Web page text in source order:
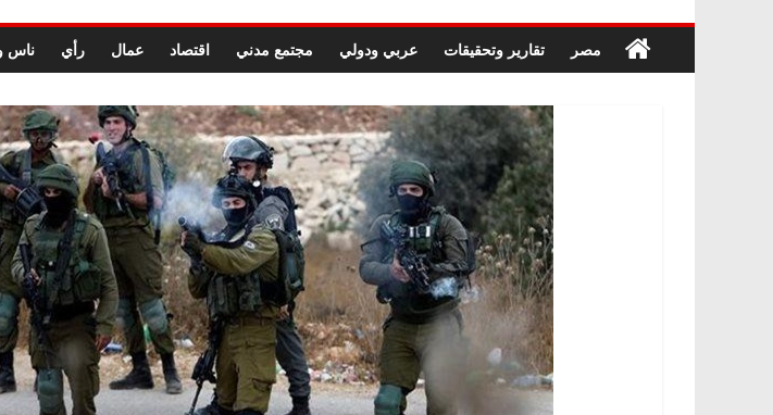
صور .. اعتماد الرسومات النهائية للقرار
الوزاري لمدينة الصحفيين.. وانتهاء أعمال
إنشاء المبنى الإداري
متابعة قضية الدكتور محمد زهران.. ويؤكد:
قرينة البراءة وضمانات المحاكمة العادلة
حق أصيل
في
درب..
مصر تقارير وتحقيقات عربي ودولي مجتمع مدني اقتصاد عمال رأي ناس